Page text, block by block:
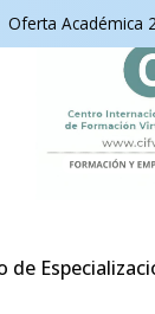
Oferta Académica